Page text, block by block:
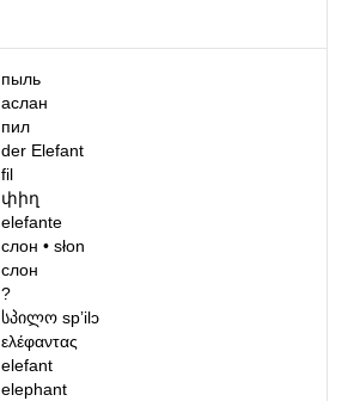
пыль
аслан
пил
der Elefant
fil
փիղ
elefante
слон• słon
слон
?
სპილოspʼilɔ
ελέφαντας
elefant
elephant